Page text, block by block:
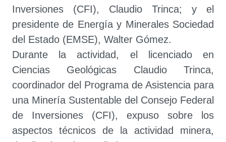
Inversiones (CFI), Claudio Trinca; y el
presidente de Energía y Minerales Sociedad
del Estado (EMSE), Walter Gómez.
Durante la actividad, el licenciado en
Ciencias Geológicas Claudio Trinca,
coordinador del Programa de Asistencia para
una Minería Sustentable del Consejo Federal
de Inversiones (CFI), expuso sobre los
aspectos técnicos de la actividad minera,